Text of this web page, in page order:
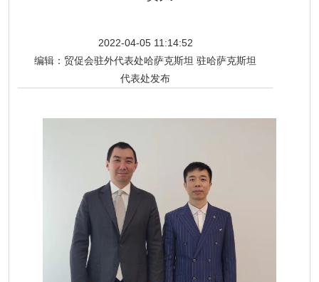
2022-04-05 11:14:52
编辑： 贸促会驻外代表处哈萨克斯坦 驻哈萨克斯坦
代表处发布